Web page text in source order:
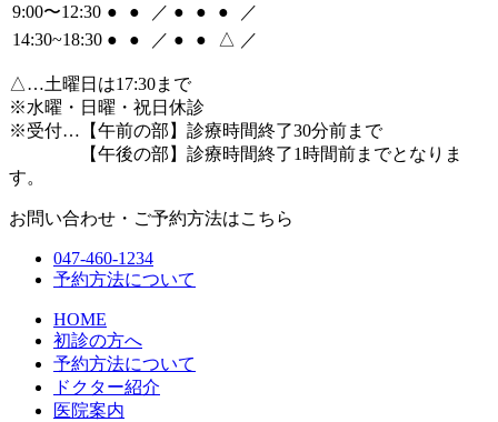
9:00〜12:30 ● ● ／ ● ● ●
／
14:30~18:30 ● ● ／ ● ● △ ／
△…土曜日は17:30まで
※水曜・日曜・祝日休診
※受付…【午前の部】診療時間終了30分前まで
【午後の部】診療時間終了1時間前までとなりま
す。
お問い合わせ・ご予約方法はこちら
047-460-1234
予約方法について
HOME
初診の方へ
予約方法について
ドクター紹介
医院案内